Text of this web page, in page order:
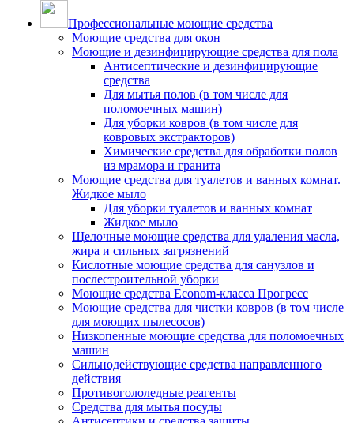
Профессиональные моющие средства
Моющие средства для окон
Моющие и дезинфицирующие средства для пола
Антисептические и дезинфицирующие
средства
Для мытья полов (в том числе для
поломоечных машин)
Для уборки ковров (в том числе для
ковровых экстракторов)
Химические средства для обработки полов
из мрамора и гранита
Моющие средства для туалетов и ванных комнат.
Жидкое мыло
Для уборки туалетов и ванных комнат
Жидкое мыло
Щелочные моющие средства для удаления масла,
жира и сильных загрязнений
Кислотные моющие средства для санузлов и
послестроительной уборки
Моющие средства Econom-класса Прогресс
Моющие средства для чистки ковров (в том числе
для моющих пылесосов)
Низкопенные моющие средства для поломоечных
машин
Сильнодействующие средства направленного
действия
Противогололедные реагенты
Средства для мытья посуды